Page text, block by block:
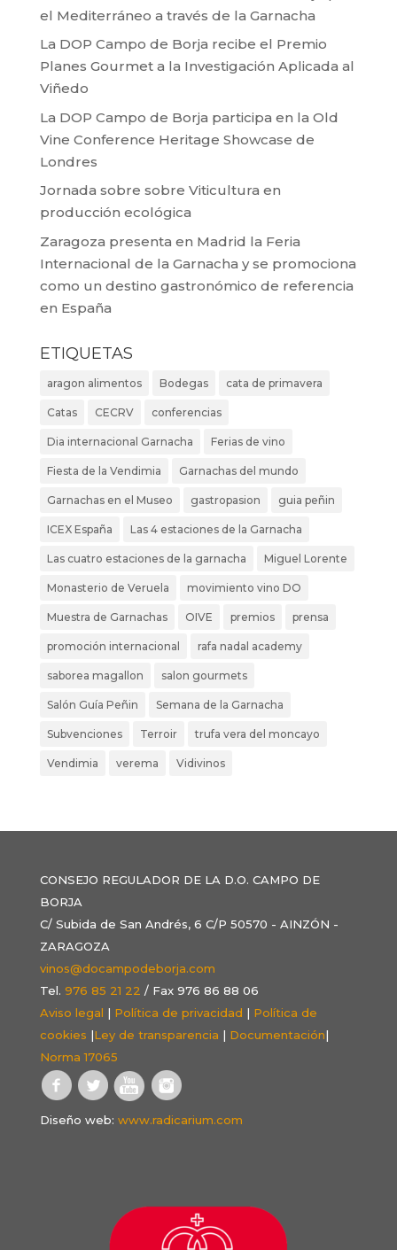
el Mediterráneo a través de la Garnacha
La DOP Campo de Borja recibe el Premio
Planes Gourmet a la Investigación Aplicada al
Viñedo
La DOP Campo de Borja participa en la Old
Vine Conference Heritage Showcase de
Londres
Jornada sobre sobre Viticultura en
producción ecológica
Zaragoza presenta en Madrid la Feria
Internacional de la Garnacha y se promociona
como un destino gastronómico de referencia
en España
ETIQUETAS
aragon alimentos Bodegas cata de primavera
Catas CECRV conferencias
Dia internacional Garnacha Ferias de vino
Fiesta de la Vendimia Garnachas del mundo
Garnachas en el Museo gastropasion guia peñin
ICEX España Las 4 estaciones de la Garnacha
Las cuatro estaciones de la garnacha Miguel Lorente
Monasterio de Veruela movimiento vino DO
Muestra de Garnachas OIVE premios prensa
promoción internacional rafa nadal academy
saborea magallon salon gourmets
Salón Guía Peñin Semana de la Garnacha
Subvenciones Terroir trufa vera del moncayo
Vendimia verema Vidivinos
CONSEJO REGULADOR DE LA D.O. CAMPO DE
BORJA
C/ Subida de San Andrés, 6 C/P 50570 - AINZÓN -
ZARAGOZA
vinos@docampodeborja.com
Tel. 976 85 21 22 / Fax 976 86 88 06
Aviso legal | Política de privacidad | Política de
cookies |Ley de transparencia | Documentación|
Norma 17065
Diseño web: www.radicarium.com